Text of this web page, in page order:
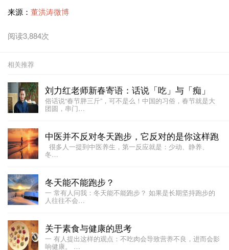
来源： 董洪涛微博
阅读3,884次
相关推荐
刘力红老师新春寄语：话说「吃」与「痴」
俗话说“春节胖三斤”，可不是么！中国的习俗，春节就是大
团圆，串门…
中医并不反对冬天跑步，它反对的是你这样跑
很多人一提到中医养生，第一反应就是：少动、静养、
冬…
冬天能不能跑步？
一 常有人问我：冬天能不能跑步？ 如果是长期坚持跑步的
人往往不会…
关于素食与健康的思考
一 有人提出这样的观点：不吃肉会导致营养不良，进而会影
响健康。 …